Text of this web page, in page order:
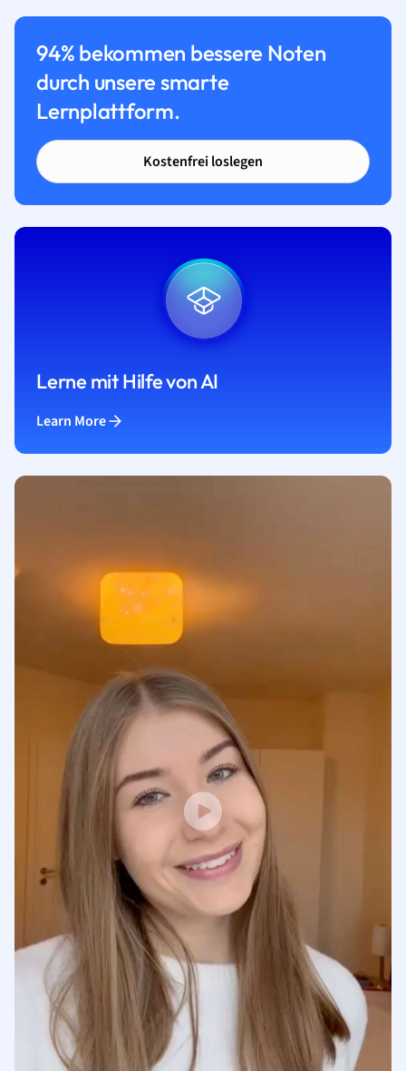
94% bekommen bessere Noten
durch unsere smarte
Lernplattform.
Kostenfrei loslegen
Lerne mit Hilfe von AI
Learn More